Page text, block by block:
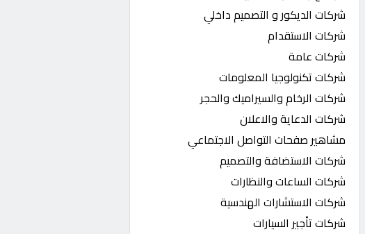
شركات الديكور و التصميم داخلي
شركات الاستقدام
شركات عامة
شركات تكنولوجيا المعلومات
شركات الرخام والسيراميك والحجر
شركات الدعاية والاعلان
مشاهير صفحات التواصل الاجتماعي
شركات الاستضافة والتصميم
شركات الساعات والنظارات
شركات الاستشارات الهندسية
شركات تأجير السيارات